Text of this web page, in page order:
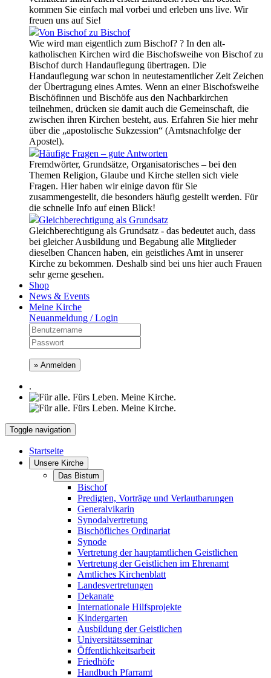
kommen Sie einfach mal vorbei und erleben uns live. Wir
freuen uns auf Sie!
Von Bischof zu Bischof
Wie wird man eigentlich zum Bischof? ? In den alt-
katholischen Kirchen wird die Bischofsweihe von Bischof zu
Bischof durch Handauflegung übertragen. Die
Handauflegung war schon in neutestamentlicher Zeit Zeichen
der Übertragung eines Amtes. Wenn an einer Bischofsweihe
Bischöfinnen und Bischöfe aus den Nachbarkirchen
teilnehmen, drücken sie damit auch die Gemeinschaft, die
zwischen ihren Kirchen besteht, aus. Erfahren Sie hier mehr
über die „apostolische Sukzession“ (Amtsnachfolge der
Apostel).
Häufige Fragen – gute Antworten
Fremdwörter, Grundsätze, Organisatorisches – bei den
Themen Religion, Glaube und Kirche stellen sich viele
Fragen. Hier haben wir einige davon für Sie
zusammengestellt, die besonders häufig gestellt werden. Für
die schnelle Info auf einen Blick!
Gleichberechtigung als Grundsatz
Gleichberechtigung als Grundsatz - das bedeutet auch, dass
bei gleicher Ausbildung und Begabung alle Mitglieder
dieselben Chancen haben, ein geistliches Amt in unserer
Kirche zu bekommen. Deshalb sind bei uns hier auch Frauen
sehr gerne gesehen.
Shop
News & Events
Meine Kirche
Neuanmeldung / Login
» Anmelden
.
Toggle navigation
Startseite
Unsere Kirche
Das Bistum
Bischof
Predigten, Vorträge und Verlautbarungen
Generalvikarin
Synodalvertretung
Bischöfliches Ordinariat
Synode
Vertretung der hauptamtlichen Geistlichen
Vertretung der Geistlichen im Ehrenamt
Amtliches Kirchenblatt
Landesvertretungen
Dekanate
Internationale Hilfsprojekte
Kindergarten
Ausbildung der Geistlichen
Universitätsseminar
Öffentlichkeitsarbeit
Friedhöfe
Handbuch Pfarramt